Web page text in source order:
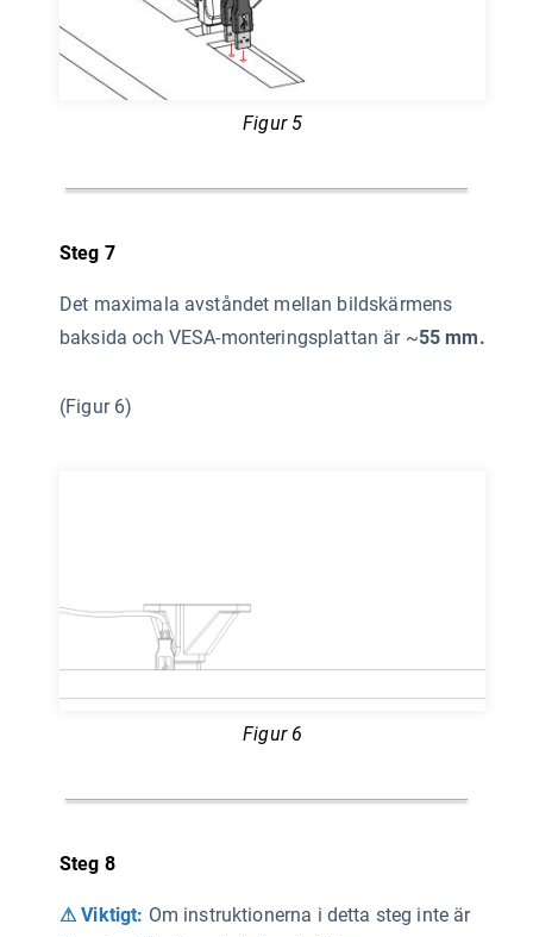
Figur 5
Steg 7
Det maximala avståndet mellan bildskärmens
baksida och VESA-monteringsplattan är ~55 mm.
(Figur 6)
Figur 6
Steg 8
⚠ Viktigt: Om instruktionerna i detta steg inte är